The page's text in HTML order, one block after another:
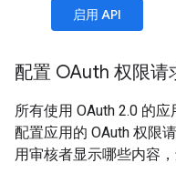
启用 API
配置 OAuth 权限请
所有使用 OAuth 2.0 的
配置应用的 OAuth 权限
用审核者显示哪些内容